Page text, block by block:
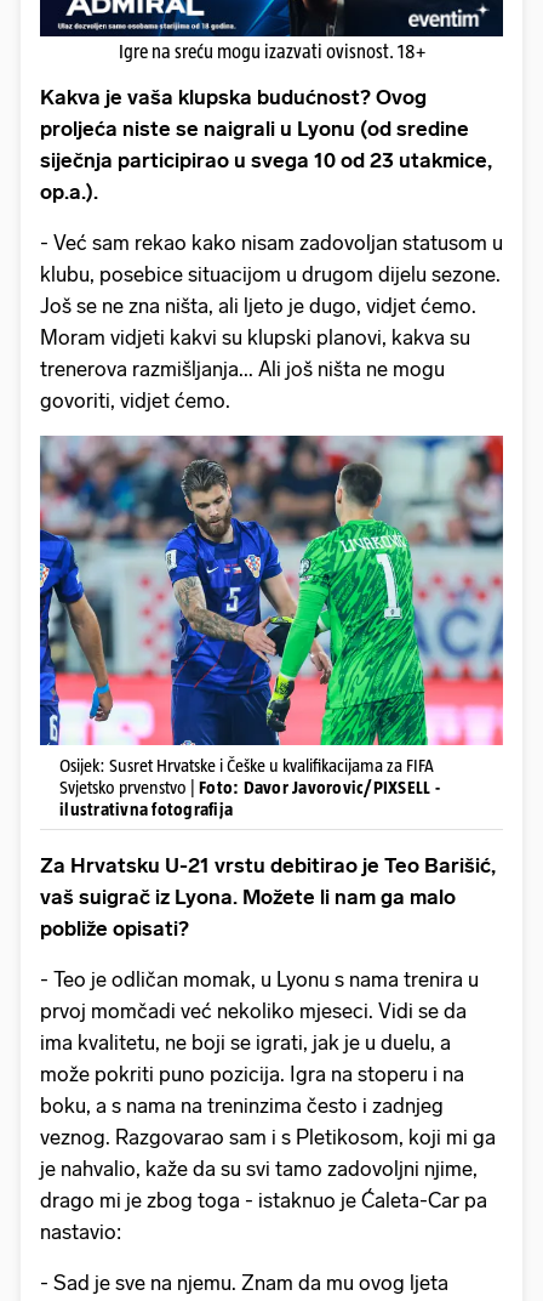
Igre na sreću mogu izazvati ovisnost. 18+
Kakva je vaša klupska budućnost? Ovog
proljeća niste se naigrali u Lyonu (od sredine
siječnja participirao u svega 10 od 23 utakmice,
op.a.).
- Već sam rekao kako nisam zadovoljan statusom u
klubu, posebice situacijom u drugom dijelu sezone.
Još se ne zna ništa, ali ljeto je dugo, vidjet ćemo.
Moram vidjeti kakvi su klupski planovi, kakva su
trenerova razmišljanja... Ali još ništa ne mogu
govoriti, vidjet ćemo.
Osijek: Susret Hrvatske i Češke u kvalifikacijama za FIFA
Svjetsko prvenstvo | Foto: Davor Javorovic/PIXSELL -
ilustrativna fotografija
Za Hrvatsku U-21 vrstu debitirao je Teo Barišić,
vaš suigrač iz Lyona. Možete li nam ga malo
pobliže opisati?
- Teo je odličan momak, u Lyonu s nama trenira u
prvoj momčadi već nekoliko mjeseci. Vidi se da
ima kvalitetu, ne boji se igrati, jak je u duelu, a
može pokriti puno pozicija. Igra na stoperu i na
boku, a s nama na treninzima često i zadnjeg
veznog. Razgovarao sam i s Pletikosom, koji mi ga
je nahvalio, kaže da su svi tamo zadovoljni njime,
drago mi je zbog toga - istaknuo je Ćaleta-Car pa
nastavio:
- Sad je sve na njemu. Znam da mu ovog ljeta